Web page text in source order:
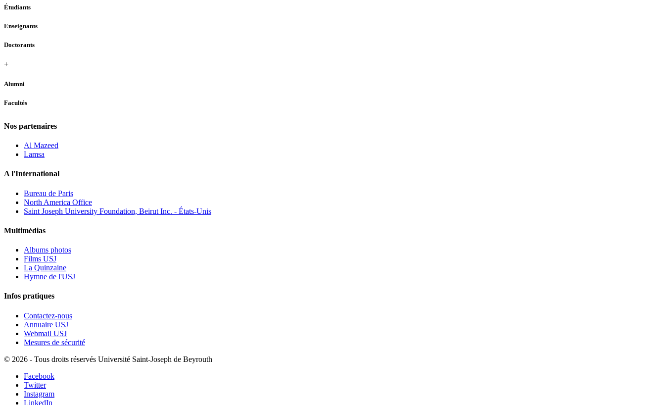
Étudiants
Enseignants
Doctorants
+
Alumni
Facultés
Nos partenaires
Al Mazeed
Lamsa
A l'International
Bureau de Paris
North America Office
Saint Joseph University Foundation, Beirut Inc. - États-Unis
Multimédias
Albums photos
Films USJ
La Quinzaine
Hymne de l'USJ
Infos pratiques
Contactez-nous
Annuaire USJ
Webmail USJ
Mesures de sécurité
© 2026 - Tous droits réservés Université Saint-Joseph de Beyrouth
Facebook
Twitter
Instagram
LinkedIn